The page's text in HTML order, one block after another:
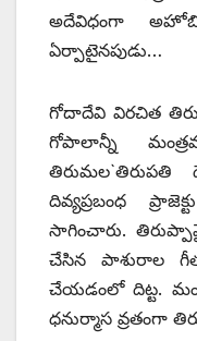
అదేవిధంగా
ఏర్పాటైనపుడు…
గోదాదేవి విరచిత
గోపాలాన్నీ
దివ్యప్రబంధ
సాగించారు.
చేసిన పాశురాల
చేయడంలో దిట్ట.
ధనుర్మాస వ్రతంగా